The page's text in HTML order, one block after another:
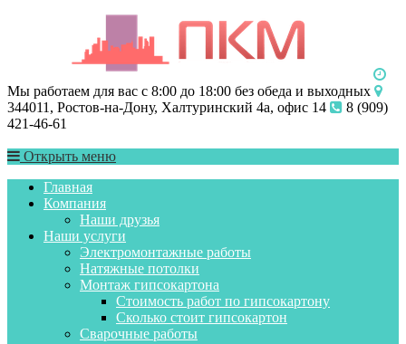
Мы работаем для вас с 8:00 до 18:00 без обеда и выходных
344011, Ростов-на-Дону, Халтуринский 4а, офис 14
8 (909)
421-46-61
Открыть меню
Главная
Компания
Наши друзья
Наши услуги
Электромонтажные работы
Натяжные потолки
Монтаж гипсокартона
Стоимость работ по гипсокартону
Сколько стоит гипсокартон
Сварочные работы